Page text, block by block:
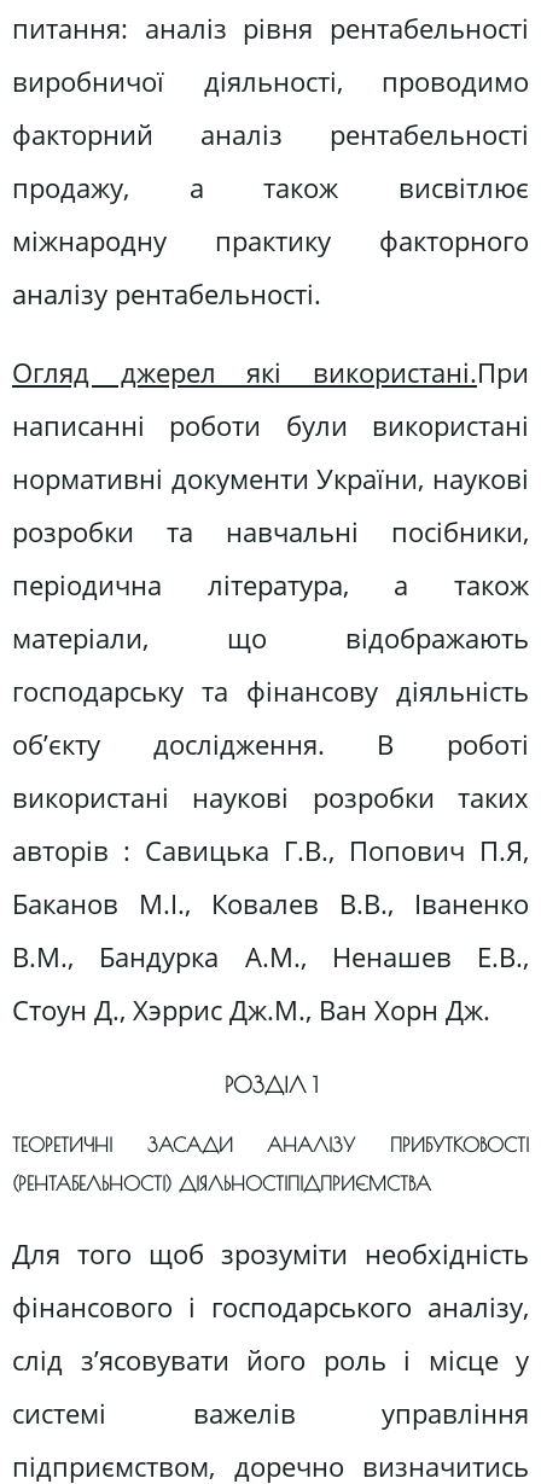
питання: аналіз рівня рентабельності
виробничої діяльності, проводимо
факторний аналіз рентабельності
продажу, а також висвітлює
міжнародну практику факторного
аналізу рентабельності.
Огляд джерел які використані.При
написанні роботи були використані
нормативні документи України, наукові
розробки та навчальні посібники,
періодична література, а також
матеріали, що відображають
господарську та фінансову діяльність
об’єкту дослідження. В роботі
використані наукові розробки таких
авторів : Савицька Г.В., Попович П.Я,
Баканов М.І., Ковалев В.В., Іваненко
В.М., Бандурка А.М., Ненашев Е.В.,
Стоун Д., Хэррис Дж.М., Ван Хорн Дж.
РОЗДІЛ 1
ТЕОРЕТИЧНІ ЗАСАДИ АНАЛІЗУ ПРИБУТКОВОСТІ
(РЕНТАБЕЛЬНОСТІ) ДІЯЛЬНОСТІПІДПРИЄМСТВА
Для того щоб зрозуміти необхідність
фінансового і господарського аналізу,
слід з’ясовувати його роль і місце у
системі важелів управління
підприємством, доречно визначитись